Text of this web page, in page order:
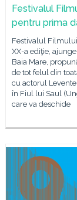
Festivalul
pentru prima
Festivalul
XX-a ediţie,
Baia Mare,
de tot felul din
cu actorul
în Fiul lui Saul
care va deschide